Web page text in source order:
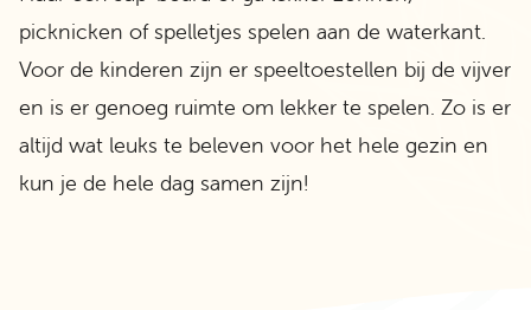
picknicken of spelletjes spelen aan de waterkant.
Voor de kinderen zijn er speeltoestellen bij de vijver
en is er genoeg ruimte om lekker te spelen. Zo is er
altijd wat leuks te beleven voor het hele gezin en
kun je de hele dag samen zijn!